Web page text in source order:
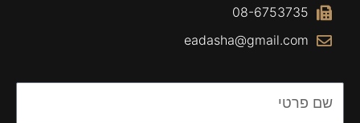
08-6753735
eadasha@gmail.com